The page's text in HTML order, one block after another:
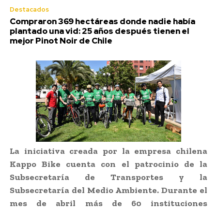
Destacados
Compraron 369 hectáreas donde nadie había
plantado una vid: 25 años después tienen el
mejor Pinot Noir de Chile
La iniciativa creada por la empresa chilena
Kappo Bike cuenta con el patrocinio de la
Subsecretaría de Transportes y la
Subsecretaría del Medio Ambiente. Durante el
mes de abril más de 60 instituciones